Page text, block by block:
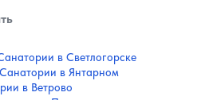
в Светлогорске
Санатории в Янтарном
в Ветрово